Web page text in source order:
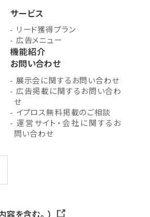
サービス
- リード獲得プラン
- 広告メニュー
機能紹介
お問い合わせ
- 展示会に関するお問い合わせ
- 広告掲載に関するお問い合わ
せ
- イプロス無料掲載のご相談
- 運営サイト・会社に関するお
問い合わせ
を含む。）